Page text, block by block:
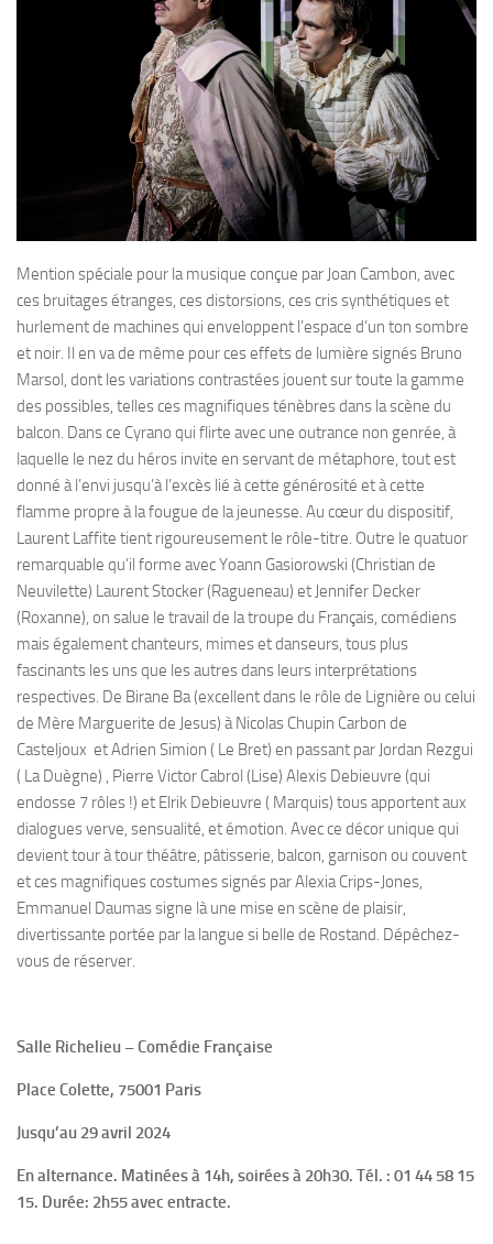
Mention spéciale pour la musique conçue par Joan Cambon, avec
ces bruitages étranges, ces distorsions, ces cris synthétiques et
hurlement de machines qui enveloppent l’espace d’un ton sombre
et noir. Il en va de même pour ces effets de lumière signés Bruno
Marsol, dont les variations contrastées jouent sur toute la gamme
des possibles, telles ces magnifiques ténèbres dans la scène du
balcon. Dans ce Cyrano qui flirte avec une outrance non genrée, à
laquelle le nez du héros invite en servant de métaphore, tout est
donné à l’envi jusqu’à l’excès lié à cette générosité et à cette
flamme propre à la fougue de la jeunesse. Au cœur du dispositif,
Laurent Laffite tient rigoureusement le rôle-titre. Outre le quatuor
remarquable qu’il forme avec Yoann Gasiorowski (Christian de
Neuvilette) Laurent Stocker (Ragueneau) et Jennifer Decker
(Roxanne), on salue le travail de la troupe du Français, comédiens
mais également chanteurs, mimes et danseurs, tous plus
fascinants les uns que les autres dans leurs interprétations
respectives. De Birane Ba (excellent dans le rôle de Lignière ou celui
de Mère Marguerite de Jesus) à Nicolas Chupin Carbon de
Casteljoux et Adrien Simion ( Le Bret) en passant par Jordan Rezgui
( La Duègne) , Pierre Victor Cabrol (Lise) Alexis Debieuvre (qui
endosse 7 rôles !) et Elrik Debieuvre ( Marquis) tous apportent aux
dialogues verve, sensualité, et émotion. Avec ce décor unique qui
devient tour à tour théâtre, pâtisserie, balcon, garnison ou couvent
et ces magnifiques costumes signés par Alexia Crips-Jones,
Emmanuel Daumas signe là une mise en scène de plaisir,
divertissante portée par la langue si belle de Rostand. Dépêchez-
vous de réserver.
Salle Richelieu – Comédie Française
Place Colette, 75001 Paris
Jusqu’au 29 avril 2024
En alternance. Matinées à 14h, soirées à 20h30. Tél. : 01 44 58 15
15. Durée: 2h55 avec entracte.